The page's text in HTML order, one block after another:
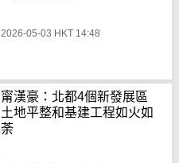
2026-05-03 HKT 14:48
甯漢豪：北都4個新發展區
土地平整和基建工程如火如
荼